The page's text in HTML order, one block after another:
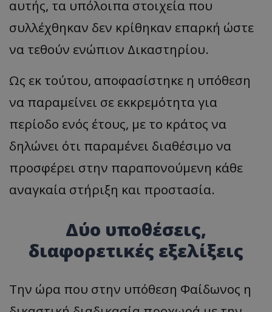
αυτής, τα υπόλοιπα στοιχεία που
συλλέχθηκαν δεν κρίθηκαν επαρκή ώστε
να τεθούν ενώπιον Δικαστηρίου.
Ως εκ τούτου, αποφασίστηκε η υπόθεση
να παραμείνει σε εκκρεμότητα για
περίοδο ενός έτους, με το κράτος να
δηλώνει ότι παραμένει διαθέσιμο να
προσφέρει στην παραπονούμενη κάθε
αναγκαία στήριξη και προστασία.
Δύο υποθέσεις,
διαφορετικές εξελίξεις
Την ώρα που στην υπόθεση Φαίδωνος η